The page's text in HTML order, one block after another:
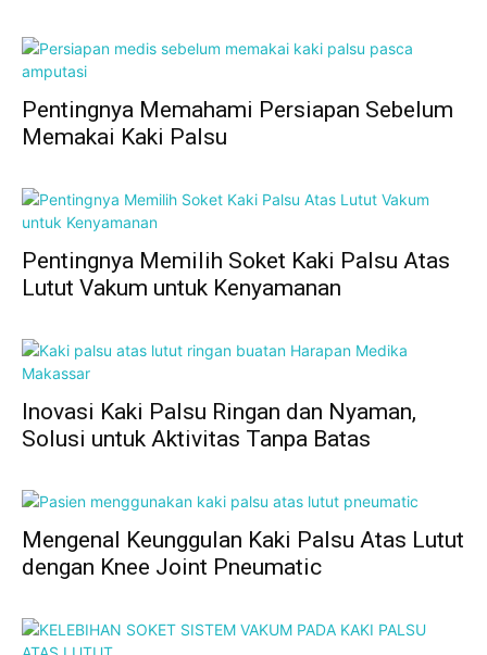
Pentingnya Memahami Persiapan Sebelum
Memakai Kaki Palsu
Pentingnya Memilih Soket Kaki Palsu Atas
Lutut Vakum untuk Kenyamanan
Inovasi Kaki Palsu Ringan dan Nyaman,
Solusi untuk Aktivitas Tanpa Batas
Mengenal Keunggulan Kaki Palsu Atas Lutut
dengan Knee Joint Pneumatic